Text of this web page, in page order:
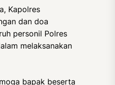
Kapolres
dan doa
personil Polres
melaksanakan
bapak beserta